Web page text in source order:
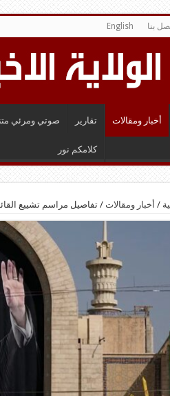
بنا English
أخبار ومقالات تقارير صوتي ومرئي
كلامكم نور
/ أخبار ومقالات / تفاصيل مراسم تشييع